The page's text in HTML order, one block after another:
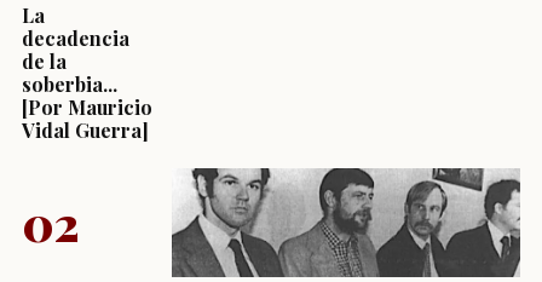
La
decadencia
de la
soberbia...
[Por Mauricio
Vidal Guerra]
02